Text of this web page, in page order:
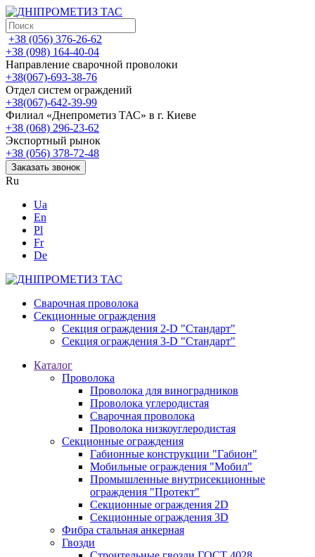
+38 (056) 376-26-62
+38 (098) 164-40-04
Направление сварочной проволоки
+38(067)-693-38-76
Отдел систем ограждений
+38(067)-642-39-99
Филиал «Днепрометиз ТАС» в г. Киеве
+38 (068) 296-23-62
Экспортный рынок
+38 (056) 378-72-48
Заказать звонок
Ru
Ua
En
Pl
Fr
De
Сварочная проволока
Секционные ограждения
Секция ограждения 2-D "Стандарт"
Секция ограждения 3-D "Стандарт"
Каталог
Проволока
Проволока для виноградников
Проволока углеродистая
Сварочная проволока
Проволока низкоуглеродистая
Секционные ограждения
Габионные конструкции "Габион"
Мобильные ограждения "Мобил"
Промышленные внутрисекционные
ограждения "Протект"
Секционные ограждения 2D
Секционные ограждения 3D
Фибра стальная анкерная
Гвозди